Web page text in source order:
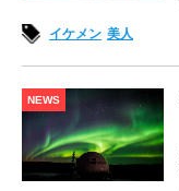
イケメン 美人
NEWS